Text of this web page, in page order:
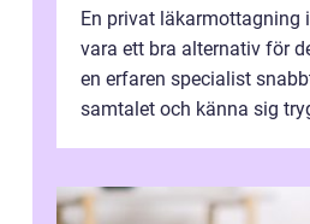
En privat läkarmottagning
vara ett bra alternativ för
en erfaren specialist
samtalet och känna sig